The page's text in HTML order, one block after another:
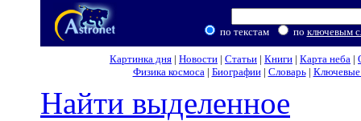
по текстам по ключевым
Картинка дня | Новости | Статьи | Книги | Карта неба |
Физика космоса| Биографии| Словарь| Ключевые
Найти выделенное